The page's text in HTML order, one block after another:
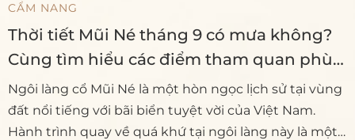
CẨM NANG
Thời tiết Mũi Né tháng 9 có mưa không?
Cùng tìm hiểu các điểm tham quan phù
hợp nhé !
Ngôi làng cổ Mũi Né là một hòn ngọc lịch sử tại vùng
đất nổi tiếng với bãi biển tuyệt vời của Việt Nam.
Hành trình quay về quá khứ tại ngôi làng này là một